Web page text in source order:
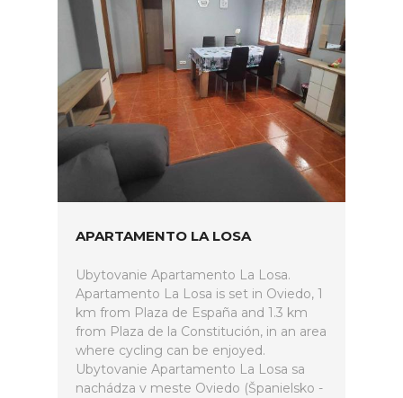
APARTAMENTO LA LOSA
Ubytovanie Apartamento La Losa.
Apartamento La Losa is set in Oviedo, 1
km from Plaza de España and 1.3 km
from Plaza de la Constitución, in an area
where cycling can be enjoyed.
Ubytovanie Apartamento La Losa sa
nachádza v meste Oviedo (Španielsko -